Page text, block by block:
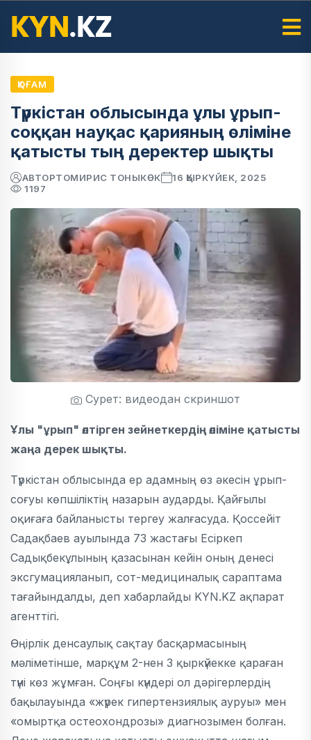
ҚОҒАМ
Түркістан облысында ұлы ұрып-
соққан науқас қарияның өліміне
қатысты тың деректер шықты
АВТОРТОМИРИС ТОНЫКӨК
16 ҚЫРКҮЙЕК, 2025
1197
Сурет: видеодан скриншот
Ұлы "ұрып" өлтірген зейнеткердің өліміне қатысты
жаңа дерек шықты.
Түркістан облысында ер адамның өз әкесін ұрып-
соғуы көпшіліктің назарын аударды. Қайғылы
оқиғаға байланысты тергеу жалғасуда. Қоссейіт
Садақбаев ауылында 73 жастағы Есіркеп
Садықбекұлының қазасынан кейін оның денесі
эксгумацияланып, сот-медициналық сараптама
тағайындалды, деп хабарлайды KYN.KZ ақпарат
агенттігі.
Өңірлік денсаулық сақтау басқармасының
мәліметінше, марқұм 2-нен 3 қыркүйекке қараған
түні көз жұмған. Соңғы күндері ол дәрігерлердің
бақылауында «жүрек гипертензиялық ауруы» мен
«омыртқа остеохондрозы» диагнозымен болған.